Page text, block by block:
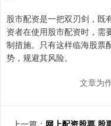
股市配资是一把双刃剑，既
资者在使用股市配资时，需
制措施。只有这样临海股票
势，规避其风险。
文章为
上一篇： 网上配资股票 股